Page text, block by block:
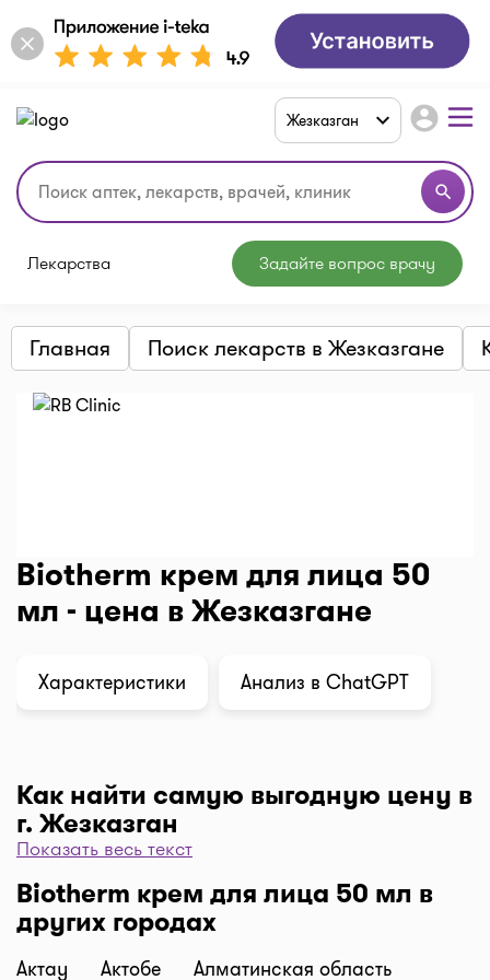
search
Жезказган account_circle
Лекарства Задайте вопрос врачу
Главная Поиск лекарств в Жезказгане
Biotherm крем для лица 50
мл - цена в Жезказгане
Характеристики Анализ в ChatGPT
Как найти самую выгодную цену в
г. Жезказган
Чтобы отфильтровать аптеки по цене, нажмите
"Фильтр", далее "По цене, от 1..." и кнопку
"Выбрать". Самая низкая цена в аптеке перед
Показать весь текст
Biotherm крем для лица 50 мл в
других городах
Актау Актобе
Алматинская область